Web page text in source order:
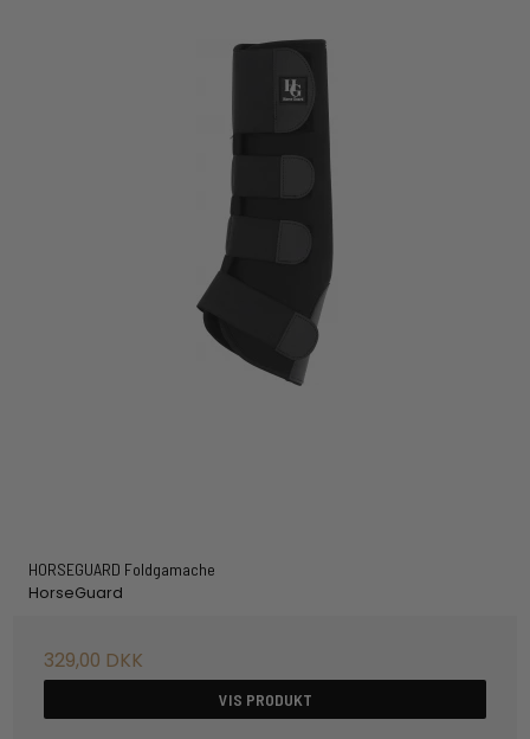
HORSEGUARD Foldgamache
HorseGuard
329,00 DKK
VIS PRODUKT